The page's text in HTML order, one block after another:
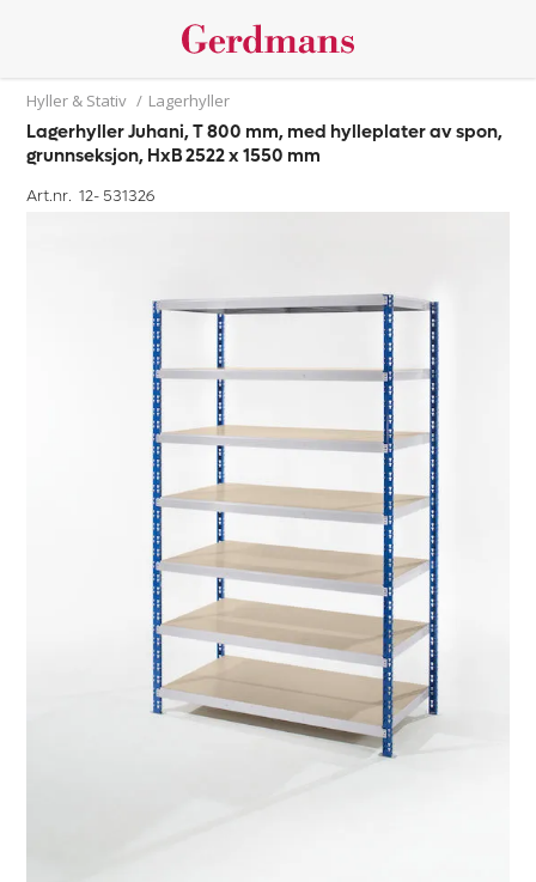
Hyller & Stativ / Lagerhyller
Lagerhyller Juhani, T 800 mm, med hylleplater av spon,
grunnseksjon, HxB 2522 x 1550 mm
Art.nr. 12- 531326